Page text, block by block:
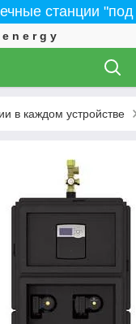
станции
n e r g y
в каждом устройстве